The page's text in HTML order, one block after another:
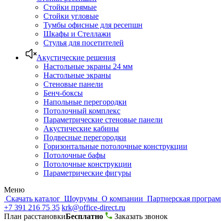
Стойки прямые
Стойки угловые
Тумбы офисные для ресепшн
Шкафы и Стеллажи
Стулья для посетителей
Акустические решения
Настольные экраны 24 мм
Настольные экраны
Стеновые панели
Бенч-боксы
Напольные перегородки
Потолочный комплекс
Параметрические стеновые панели
Акустические кабины
Подвесные перегородки
Горизонтальные потолочные конструкции
Потолочные бафы
Потолочные конструкции
Параметрические фигуры
Меню
Скачать каталог Шоурумы О компании Партнерская
+7 391 216 75 35 krk@office-direct.ru
План расстановкиБесплатно
Заказать звонок